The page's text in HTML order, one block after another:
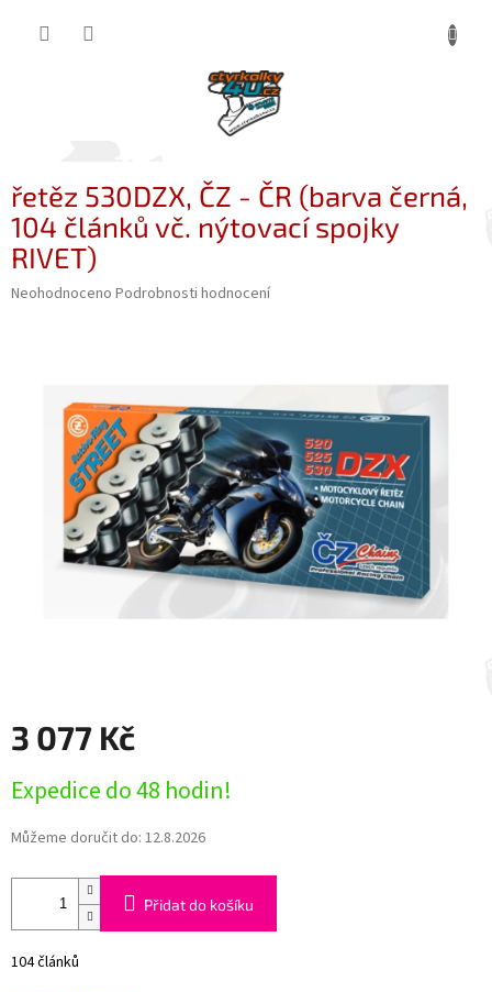
řetěz 530DZX, ČZ - ČR (barva černá,
104 článků vč. nýtovací spojky
RIVET)
Průměrné
hvězdiček.
Neohodnoceno Podrobnosti hodnocení
3 077 Kč
cena:
Expedice do 48 hodin!
Můžeme doručit do: 12.8.2026
Přidat do košíku
104 článků